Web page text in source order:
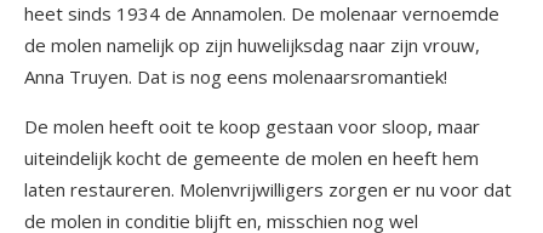
heet sinds 1934 de Annamolen. De molenaar vernoemde
de molen namelijk op zijn huwelijksdag naar zijn vrouw,
Anna Truyen. Dat is nog eens molenaarsromantiek!
De molen heeft ooit te koop gestaan voor sloop, maar
uiteindelijk kocht de gemeente de molen en heeft hem
laten restaureren. Molenvrijwilligers zorgen er nu voor dat
de molen in conditie blijft en, misschien nog wel